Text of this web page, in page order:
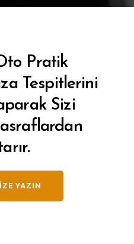
Pratik
Tespitlerini
Sizi
YAZIN